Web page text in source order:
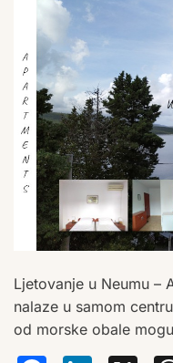
Ljetovanje u Neumu –
nalaze u samom
od morske obale